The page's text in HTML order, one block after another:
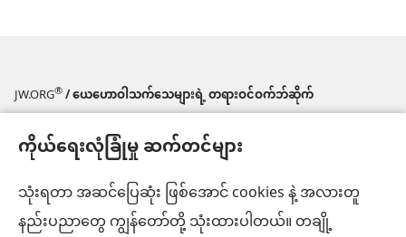
ကိုယ်ရေးလုံခြုံမှု ဆက်တင်များ
သုံးရတာ အဆင်ပြေဆုံး ဖြစ်အောင် cookies နဲ့ အလားတူ
နည်းပညာတွေ ကျွန်တော်တို့ သုံးထားပါတယ်။ တချို့
ရွေးချယ်
စရာ
များ
ကင်း
မျှော်စင်
JW.ORG®/ ယေဟောဝါသက်သေများရဲ့ တရားဝင်ဝက်ဘ်ဆိုက်
အသွင်အပြင် ဆက်တင်များ
အမြန်ချိတ်ဆက်မှုများ
လည်ပတ်ဖို့ တောင်းဆိုပါ